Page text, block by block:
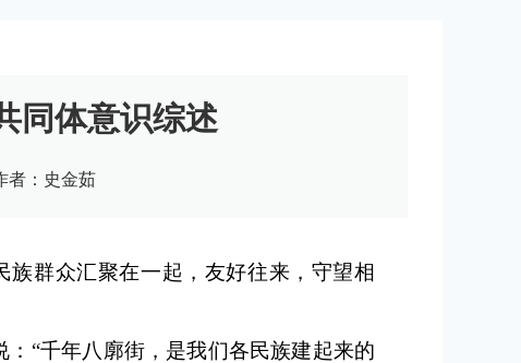
同体意识综述
者：史金茹
群众汇聚在一起，友好往来，守望相
“千年八廓街，是我们各民族建起来的